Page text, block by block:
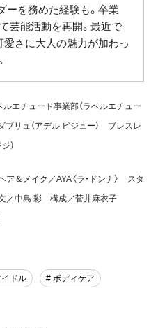
ーを務めた経験も。卒業
芸能活動を再開。最近で
愛さに大人の魅力が加わっ
エチュード事業部（ラベルエチュー
リュ（アデル ビジュー） ブレスレ
）
ア＆メイク／AYA〈ラ・ドンナ〉 スタ
／中島 彩 構成／菅井麻衣子
ドル # ボディケア